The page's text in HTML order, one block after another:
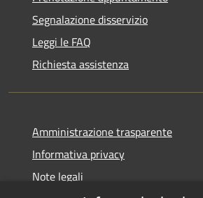
Segnalazione disservizio
Leggi le FAQ
Richiesta assistenza
Amministrazione trasparente
Informativa privacy
Note legali